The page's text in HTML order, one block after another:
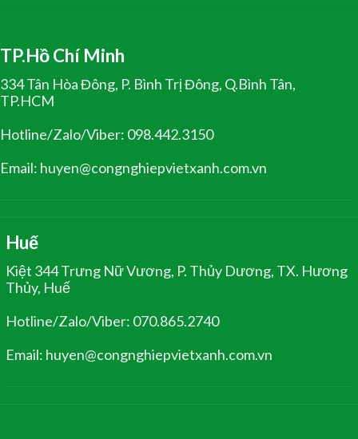
TP.Hồ Chí Minh
334 Tân Hòa Đông, P. Bình Trị Đông, Q.Bình Tân,
TP.HCM
Hotline/Zalo/Viber: 098.442.3150
Email: huyen@congnghiepvietxanh.com.vn
Huế
Kiệt 344 Trưng Nữ Vương, P. Thủy Dương, TX. Hương
Thủy, Huế
Hotline/Zalo/Viber: 070.865.2740
Email: huyen@congnghiepvietxanh.com.vn